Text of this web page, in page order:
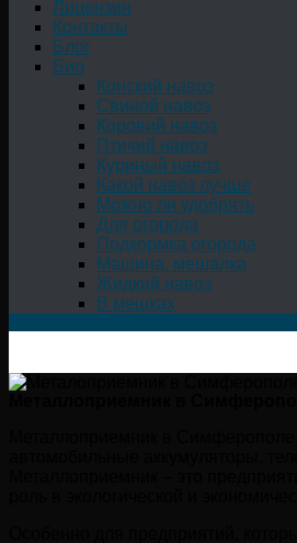
Лицензия
Контакты
Блог
Био
Конский навоз
Свиной навоз
Коровий навоз
Птичий навоз
Куриный навоз
Какой навоз лучше
Можно ли удобрять
Для огорода
Подкормка огорода
Машина, мешалка
Жидкий навоз
В мешках